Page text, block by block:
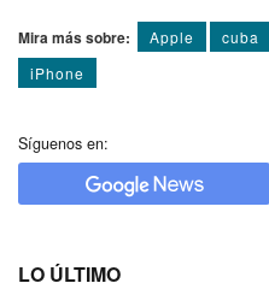
Mira más sobre: Apple cuba
iPhone
Síguenos en:
LO ÚLTIMO